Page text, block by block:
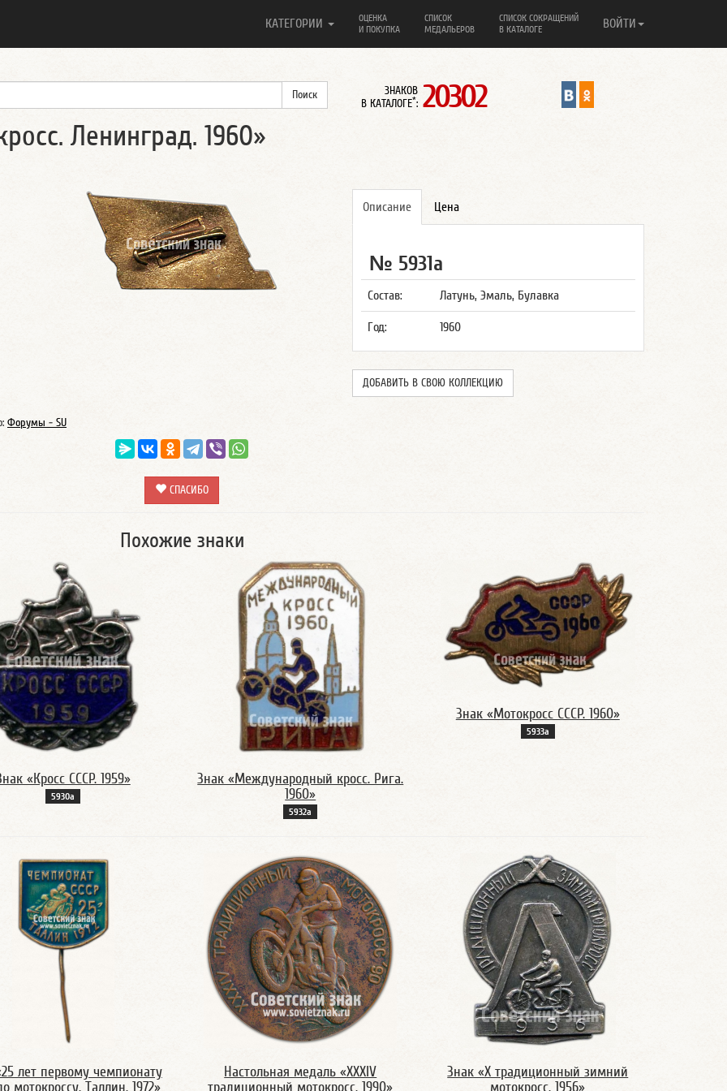
КАТЕГОРИИ
ОЦЕНКА
И ПОКУПКА
СПИСОК
МЕДАЛЬЕРОВ
СПИСОК СОКРАЩЕНИЙ
В КАТАЛОГЕ
ВОЙТИ
ЗНАКОВ
В КАТАЛОГЕ*: 20302
Ленинград. 1960»
Описание Цена
№ 5931а
Состав: Латунь, Эмаль, Булавка
Год: 1960
ДОБАВИТЬ В СВОЮ КОЛЛЕКЦИЮ
Форумы - SU
СПАСИБО
Похожие знаки
«Кросс СССР. 1959»
5930а
Знак «Международный кросс. Рига.
1960»
5932а
Знак «Мотокросс СССР. 1960»
5933а
лет первому чемпионату
мотокроссу. Таллин. 1972»
Настольная медаль «XXXIV
традиционный мотокросс. 1990»
Знак «X традиционный зимний
мотокросс. 1956»